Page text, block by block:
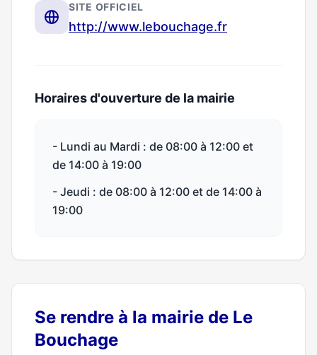
SITE OFFICIEL
http://www.lebouchage.fr
Horaires d'ouverture de la mairie
- Lundi au Mardi : de 08:00 à 12:00 et
de 14:00 à 19:00
- Jeudi : de 08:00 à 12:00 et de 14:00 à
19:00
Se rendre à la mairie de Le
Bouchage